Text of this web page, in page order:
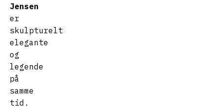
Jensen
er
skulpturelt
elegante
og
legende
på
samme
tid.